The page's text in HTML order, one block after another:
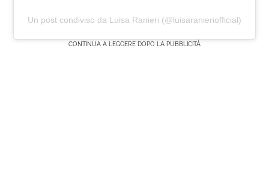
Un post condiviso da Luisa Ranieri (@luisaranieriofficial)
CONTINUA A LEGGERE DOPO LA PUBBLICITÀ